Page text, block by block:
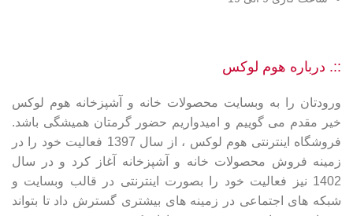
::. درباره هوم لوکس
ورودتان را به وبسایت محصولات خانه و آشپزخانه هوم لوکس
خیر مقدم می گوییم و امیدواریم حضور گرمتان همیشگی باشد.
فروشگاه اینترنتی هوم لوکس ، از سال 1397 فعالیت خود را در
زمینه فروش محصولات خانه و آشپزخانه آغاز کرد و در سال
1402 نیز فعالیت خود را بصورت اینترنتی در قالب وبسایت و
شبکه های اجتماعی در زمینه های بیشتری گسترش داد تا بتواند